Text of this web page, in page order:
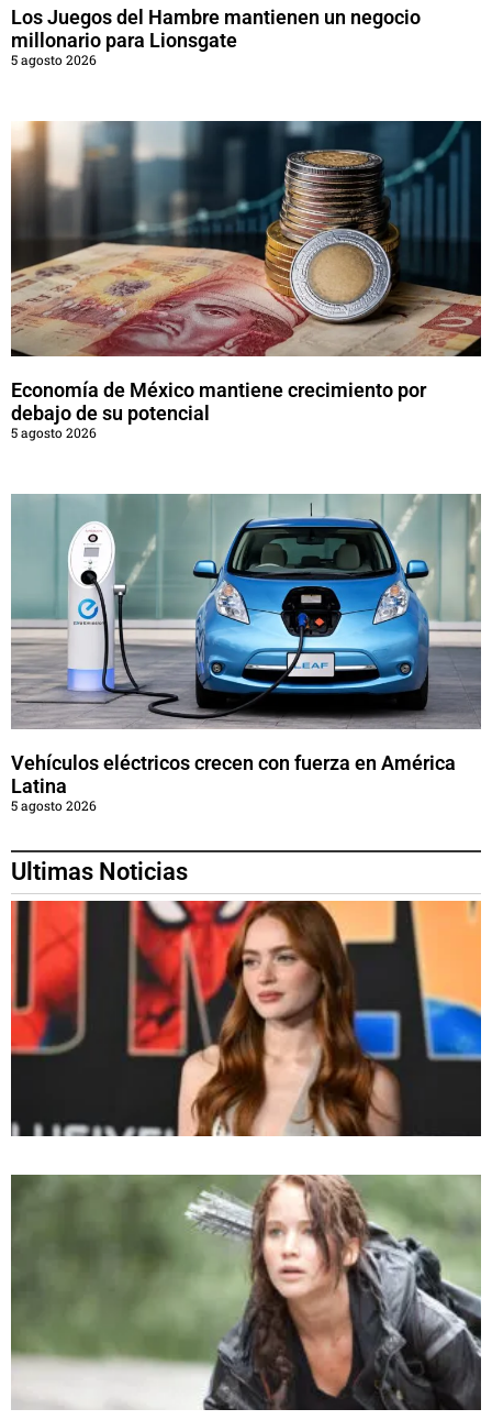
Los Juegos del Hambre mantienen un negocio
millonario para Lionsgate
5 agosto 2026
Economía de México mantiene crecimiento por
debajo de su potencial
5 agosto 2026
Vehículos eléctricos crecen con fuerza en América
Latina
5 agosto 2026
Ultimas Noticias